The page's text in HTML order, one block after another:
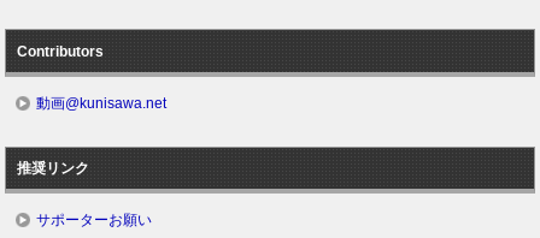
Contributors
動画@kunisawa.net
推奨リンク
サポーターお願い